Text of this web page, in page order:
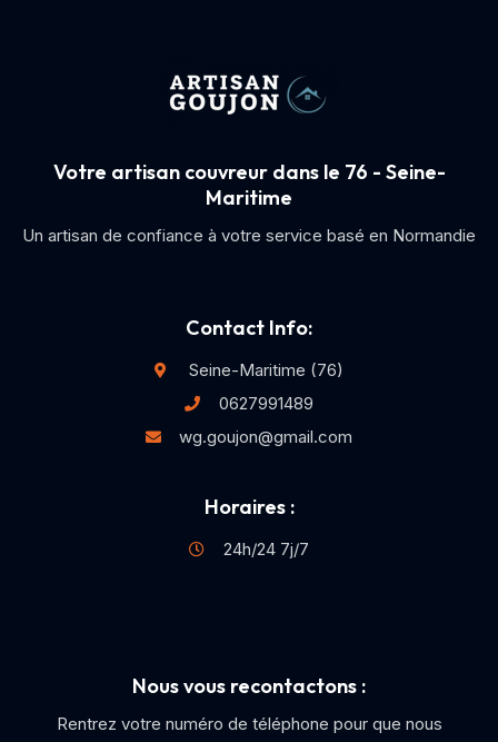
Votre artisan couvreur dans le 76 - Seine-
Maritime
Un artisan de confiance à votre service basé en Normandie
Contact Info:
Seine-Maritime (76)
0627991489
wg.goujon@gmail.com
Horaires :
24h/24 7j/7
Nous vous recontactons :
Rentrez votre numéro de téléphone pour que nous